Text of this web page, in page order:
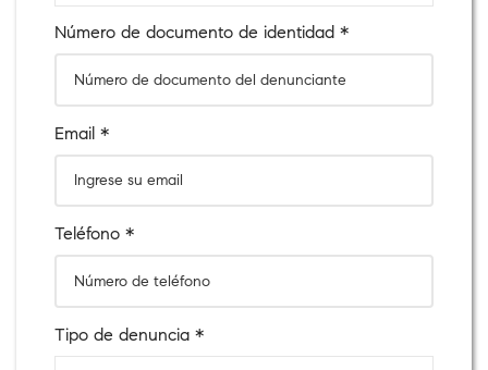
Número de documento de identidad *
Email *
Teléfono *
Tipo de denuncia *